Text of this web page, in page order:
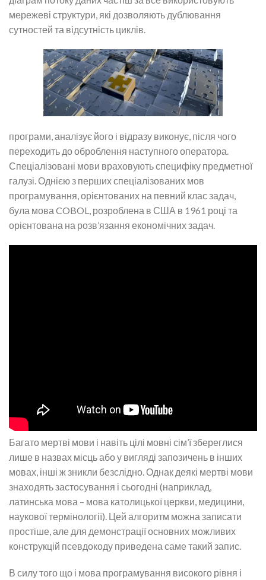
мережеві структури, які дозволяють дублювання
сутностей та відсутність циклів.
програми, аналізує його і відразу виконує, після чого
переходить до оброблення наступного оператора.
Спеціалізовані мови враховують специфіку предметної
галузі. Однією з перших спеціалізованих мов
програмування, орієнтованих на певний клас задач,
була мова COBOL, розроблена в США в 1961 році та
орієнтована на розв’язання економічних задач.
Багато мертві мови і навіть цілі мовні сім’ї збереглися
лише в назвах місць або у вигляді запозичень в інших
мовах, інші ж зникли безслідно. Однак деякі мертві мови
знаходять застосування і сьогодні (наприклад,
латинська мова – мова католицької церкви, медицини,
наукової термінології). Цей алгоритм можна записати
простіше, але для демонстрації основних можливих
конструкцій псевдокоду приведена саме такий запис.
В силу того що і мова програмування високого рівня і